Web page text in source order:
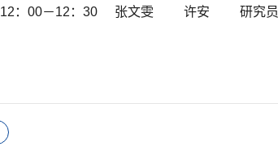
12：00－12：30 张文雯 许安 研究员